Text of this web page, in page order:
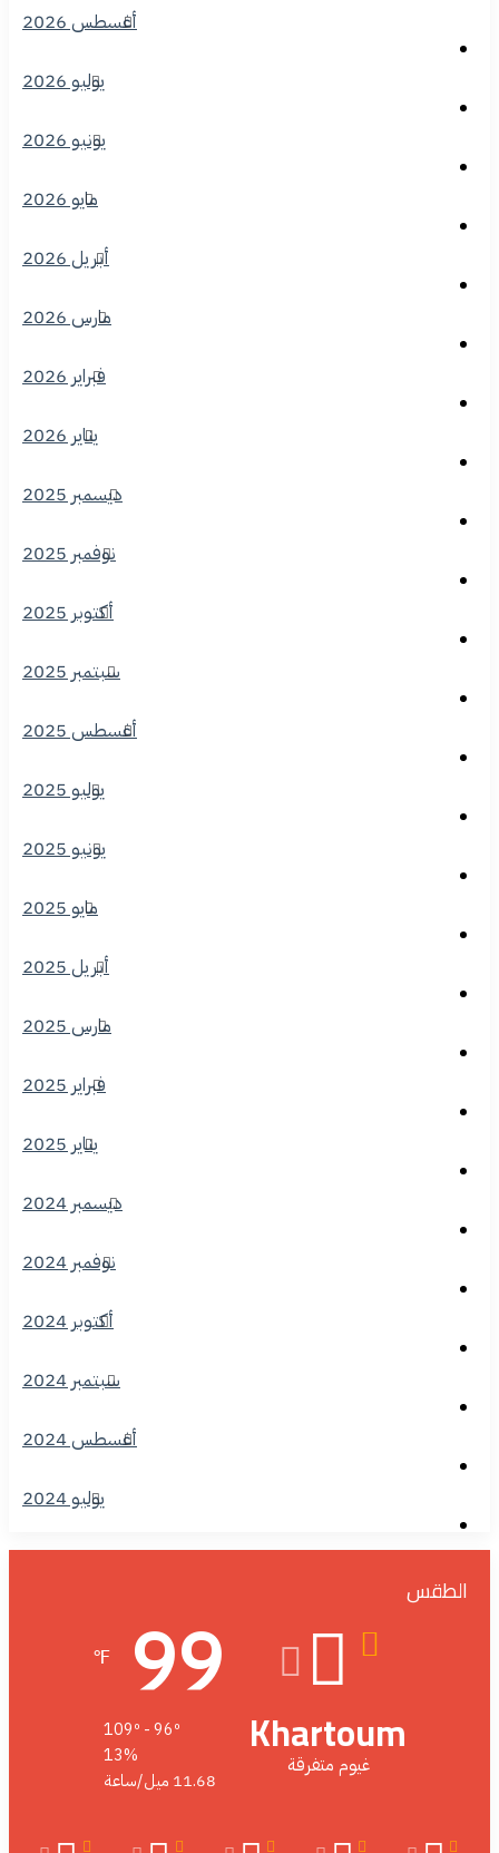
أغسطس 2026
يوليو 2026
يونيو 2026
مايو 2026
أبريل 2026
مارس 2026
فبراير 2026
يناير 2026
ديسمبر 2025
نوفمبر 2025
أكتوبر 2025
سبتمبر 2025
أغسطس 2025
يوليو 2025
يونيو 2025
مايو 2025
أبريل 2025
مارس 2025
فبراير 2025
يناير 2025
ديسمبر 2024
نوفمبر 2024
أكتوبر 2024
سبتمبر 2024
أغسطس 2024
يوليو 2024
الطقس
Khartoum
غيوم متفرقة
99
℉
109º - 96º
13%
11.68 ميل/ساعة